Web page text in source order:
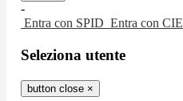
-
Entra con SPID Entra con CIE
Seleziona utente
button close ×